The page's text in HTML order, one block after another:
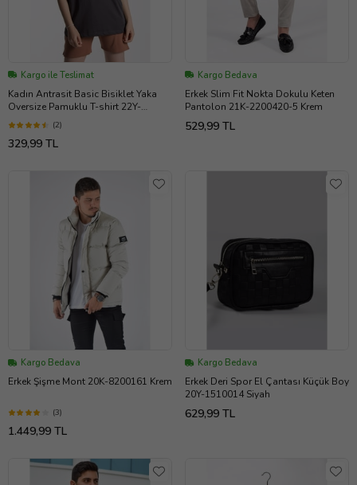
Kargo ile Teslimat
Kadın Antrasit Basic Bisiklet Yaka
Oversize Pamuklu T-shirt 22Y-
3400761-K1
(2)
329,99 TL
Kargo Bedava
Erkek Slim Fit Nokta Dokulu Keten
Pantolon 21K-2200420-5 Krem
529,99 TL
Kargo Bedava
Erkek Şişme Mont 20K-8200161 Krem
(3)
1.449,99 TL
Kargo Bedava
Erkek Deri Spor El Çantası Küçük Boy
20Y-1510014 Siyah
629,99 TL